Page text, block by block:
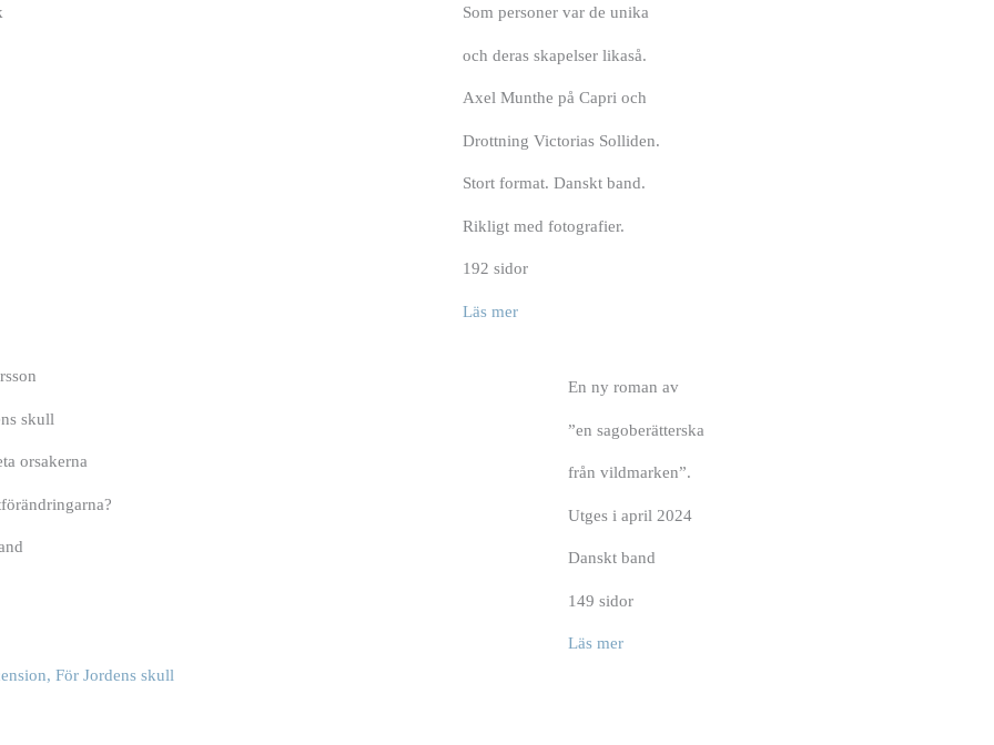
Som personer var de unika
och deras skapelser likaså.
Axel Munthe på Capri och
Drottning Victorias Solliden.
Stort format. Danskt band.
Rikligt med fotografier.
192 sidor
Läs mer
skull
orsakerna
För Jordens skull
En ny roman av
”en sagoberätterska
från vildmarken”.
Utges i april 2024
Danskt band
149 sidor
Läs mer